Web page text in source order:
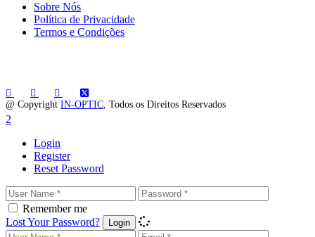
Sobre Nós
Política de Privacidade
Termos e Condições
@ Copyright IN-OPTIC, Todos os Direitos Reservados
Login
Register
Reset Password
Remember me
Lost Your Password?
Login